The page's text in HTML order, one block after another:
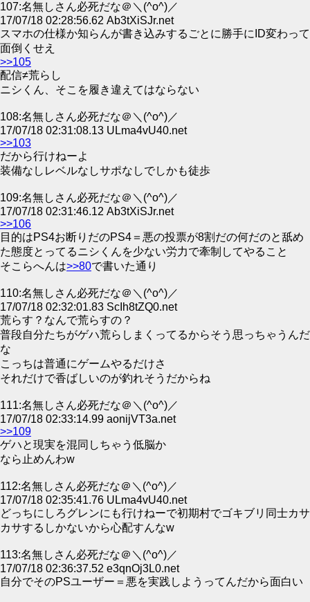
107:名無しさん必死だな＠＼(^o^)／
17/07/18 02:28:56.62 Ab3tXiSJr.net
スマホの仕様か知らんが書き込みするごとに勝手にID変わって
面倒くせえ
>>105
配信≠荒らし
ニシくん、そこを履き違えてはならない
108:名無しさん必死だな＠＼(^o^)／
17/07/18 02:31:08.13 ULma4vU40.net
>>103
だから行けねーよ
装備なしレベルなしサポなしでしかも徒歩
109:名無しさん必死だな＠＼(^o^)／
17/07/18 02:31:46.12 Ab3tXiSJr.net
>>106
目的はPS4お断りだのPS4＝悪の投票が8割だの何だのと舐め
た態度とってるニシくんを少ない労力で牽制してやること
そこらへんは>>80で書いた通り
110:名無しさん必死だな＠＼(^o^)／
17/07/18 02:32:01.83 ScIh8tZQ0.net
荒らす？なんで荒らすの？
普段自分たちがゲハ荒らしまくってるからそう思っちゃうんだ
な
こっちは普通にゲームやるだけさ
それだけで香ばしいのが釣れそうだからね
111:名無しさん必死だな＠＼(^o^)／
17/07/18 02:33:14.99 aonijVT3a.net
>>109
ゲハと現実を混同しちゃう低脳か
なら止めんわw
112:名無しさん必死だな＠＼(^o^)／
17/07/18 02:35:41.76 ULma4vU40.net
どっちにしろグレンにも行けねーで初期村でゴキブリ同士カサ
カサするしかないから心配すんなw
113:名無しさん必死だな＠＼(^o^)／
17/07/18 02:36:37.52 e3qnOj3L0.net
自分でそのPSユーザー＝悪を実践しようってんだから面白い